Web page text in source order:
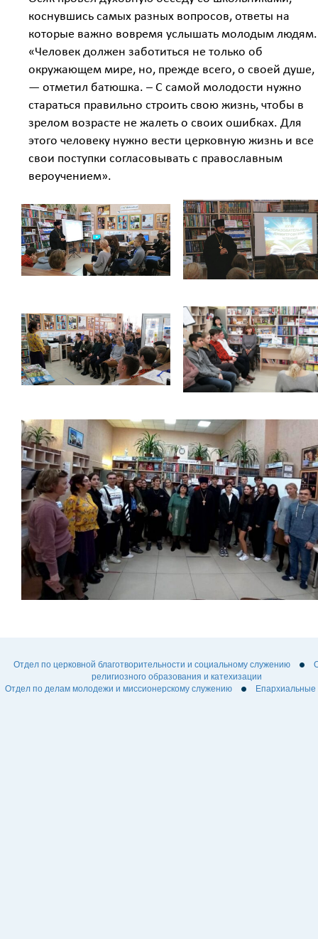
коснувшись самых разных вопросов, ответы на
которые важно вовремя услышать молодым людям.
«Человек должен заботиться не только об
окружающем мире, но, прежде всего, о своей душе,
— отметил батюшка. – С самой молодости нужно
стараться правильно строить свою жизнь, чтобы в
зрелом возрасте не жалеть о своих ошибках. Для
этого человеку нужно вести церковную жизнь и все
свои поступки согласовывать с православным
вероучением».
Отдел по церковной благотворительности и социальному служению
религиозного образования и катехизации
Отдел по делам молодежи и миссионерскому служению
Епархиальные